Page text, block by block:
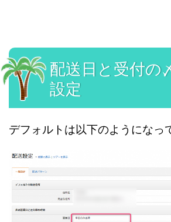
配送日と受付の
設定
デフォルトは以下のようになっ